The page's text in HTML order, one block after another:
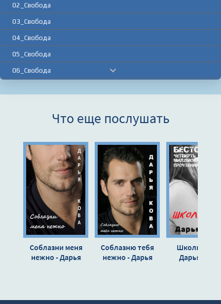
02_Свобода
03_Свобода
04_Свобода
05_Свобода
06_Свобода
11_Свобода
12_Свобода
13_Свобода
14_Свобода
15_Свобода
16_Свобода
17_Свобода
Что еще послушать
Соблазни меня
нежно - Дарья
Соблазню тебя
нежно - Дарья
Школьница -
Дарья Кова